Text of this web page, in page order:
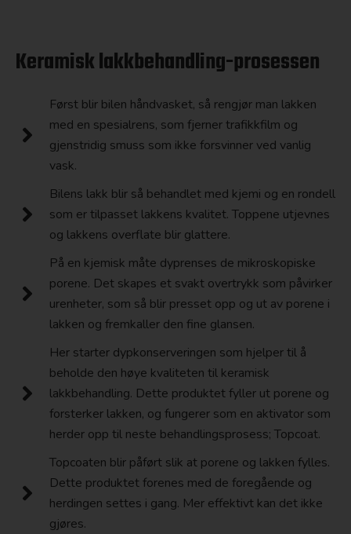
Keramisk lakkbehandling-prosessen
Først blir bilen håndvasket, så rengjør man lakken
med en spesialrens, som fjerner trafikkfilm og
gjenstridig smuss som ikke forsvinner ved vanlig
vask.
Bilens lakk blir så behandlet med kjemi og en rondell
som er tilpasset lakkens kvalitet. Toppene utjevnes
og lakkens overflate blir glattere.
På en kjemisk måte dyprenses de mikroskopiske
porene. Det skapes et svakt overtrykk som påvirker
urenheter, som så blir presset opp og ut av porene i
lakken og fremkaller den fine glansen.
Her starter dypkonserveringen som hjelper til å
beholde den høye kvaliteten til keramisk
lakkbehandling. Dette produktet fyller ut porene og
forsterker lakken, og fungerer som en aktivator som
herder opp til neste behandlingsprosess; Topcoat.
Topcoaten blir påført slik at porene og lakken fylles.
Dette produktet forenes med de foregående og
herdingen settes i gang. Mer effektivt kan det ikke
gjøres.